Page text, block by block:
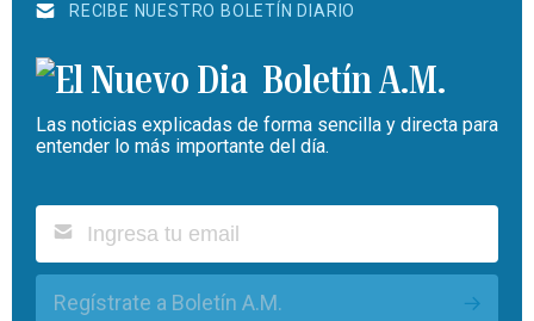
RECIBE NUESTRO BOLETÍN DIARIO
Boletín A.M.
Las noticias explicadas de forma sencilla y directa para
entender lo más importante del día.
Regístrate a Boletín A.M.